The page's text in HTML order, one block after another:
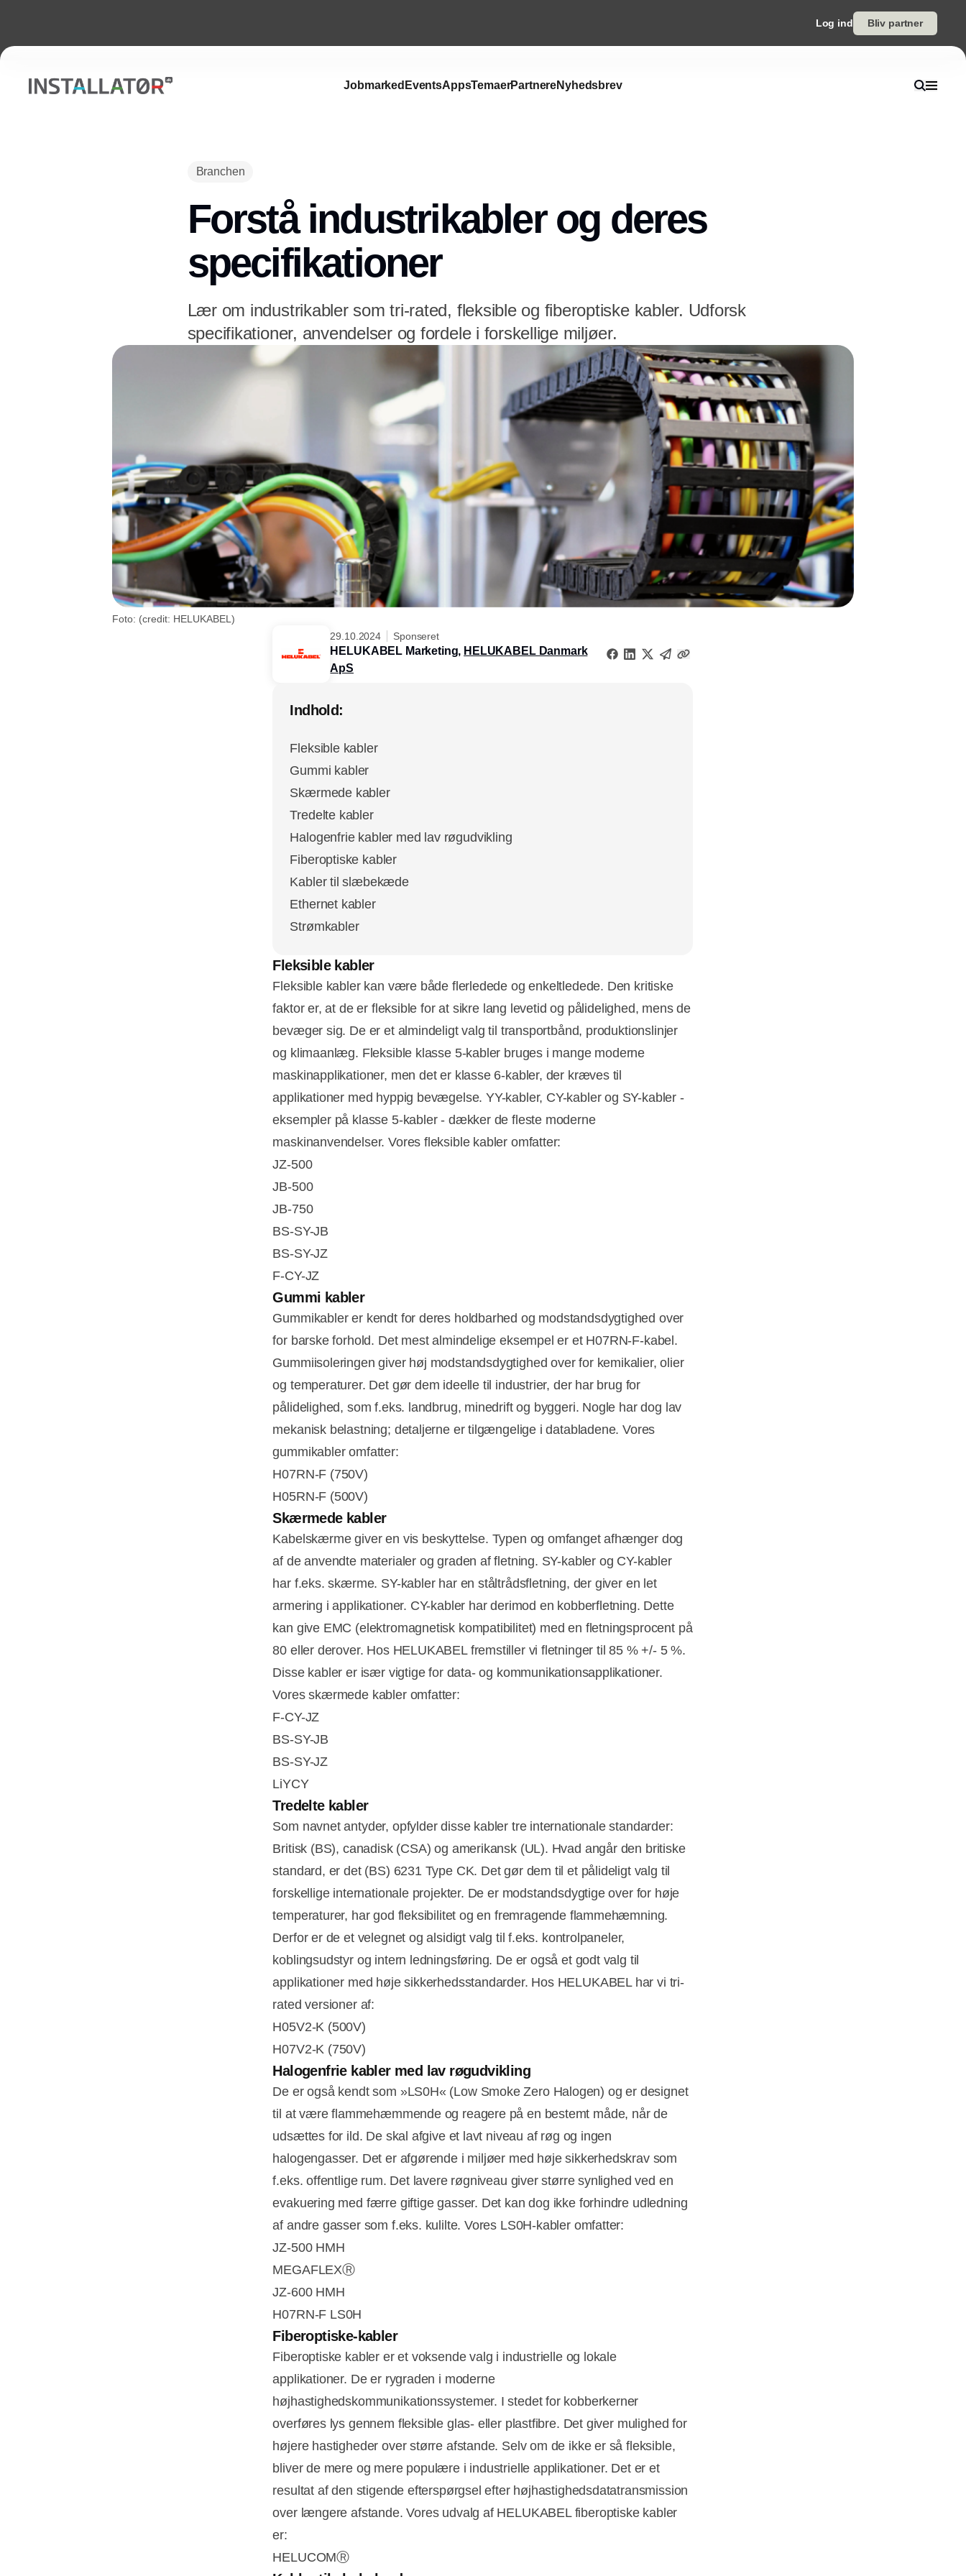
Log ind Bliv partner
Jobmarked EventsAppsTemaerPartnereNyhedsbrev
Branchen
Forstå industrikabler og deres
specifikationer
Lær om industrikabler som tri-rated, fleksible og fiberoptiske kabler. Udforsk
specifikationer, anvendelser og fordele i forskellige miljøer.
Foto: (credit: HELUKABEL)
29.10.2024
Sponseret
HELUKABEL Marketing, HELUKABEL Danmark
ApS
Indhold:
Fleksible kabler
Gummi kabler
Skærmede kabler
Tredelte kabler
Halogenfrie kabler med lav røgudvikling
Fiberoptiske kabler
Kabler til slæbekæde
Ethernet kabler
Strømkabler
Fleksible kabler
Fleksible kabler kan være både flerledede og enkeltledede. Den kritiske
faktor er, at de er fleksible for at sikre lang levetid og pålidelighed, mens de
bevæger sig. De er et almindeligt valg til transportbånd, produktionslinjer
og klimaanlæg. Fleksible klasse 5-kabler bruges i mange moderne
maskinapplikationer, men det er klasse 6-kabler, der kræves til
applikationer med hyppig bevægelse. YY-kabler, CY-kabler og SY-kabler -
eksempler på klasse 5-kabler - dækker de fleste moderne
maskinanvendelser. Vores fleksible kabler omfatter:
JZ-500
JB-500
JB-750
BS-SY-JB
BS-SY-JZ
F-CY-JZ
Gummi kabler
Gummikabler er kendt for deres holdbarhed og modstandsdygtighed over
for barske forhold. Det mest almindelige eksempel er et H07RN-F-kabel.
Gummiisoleringen giver høj modstandsdygtighed over for kemikalier, olier
og temperaturer. Det gør dem ideelle til industrier, der har brug for
pålidelighed, som f.eks. landbrug, minedrift og byggeri. Nogle har dog lav
mekanisk belastning; detaljerne er tilgængelige i databladene. Vores
gummikabler omfatter:
H07RN-F (750V)
H05RN-F (500V)
Skærmede kabler
Kabelskærme giver en vis beskyttelse. Typen og omfanget afhænger dog
af de anvendte materialer og graden af fletning. SY-kabler og CY-kabler
har f.eks. skærme. SY-kabler har en ståltrådsfletning, der giver en let
armering i applikationer. CY-kabler har derimod en kobberfletning. Dette
kan give EMC (elektromagnetisk kompatibilitet) med en fletningsprocent på
80 eller derover. Hos HELUKABEL fremstiller vi fletninger til 85 % +/- 5 %.
Disse kabler er især vigtige for data- og kommunikationsapplikationer.
Vores skærmede kabler omfatter:
F-CY-JZ
BS-SY-JB
BS-SY-JZ
LiYCY
Tredelte kabler
Som navnet antyder, opfylder disse kabler tre internationale standarder:
Britisk (BS), canadisk (CSA) og amerikansk (UL). Hvad angår den britiske
standard, er det (BS) 6231 Type CK. Det gør dem til et pålideligt valg til
forskellige internationale projekter. De er modstandsdygtige over for høje
temperaturer, har god fleksibilitet og en fremragende flammehæmning.
Derfor er de et velegnet og alsidigt valg til f.eks. kontrolpaneler,
koblingsudstyr og intern ledningsføring. De er også et godt valg til
applikationer med høje sikkerhedsstandarder. Hos HELUKABEL har vi tri-
rated versioner af:
H05V2-K (500V)
H07V2-K (750V)
Halogenfrie kabler med lav røgudvikling
De er også kendt som »LS0H« (Low Smoke Zero Halogen) og er designet
til at være flammehæmmende og reagere på en bestemt måde, når de
udsættes for ild. De skal afgive et lavt niveau af røg og ingen
halogengasser. Det er afgørende i miljøer med høje sikkerhedskrav som
f.eks. offentlige rum. Det lavere røgniveau giver større synlighed ved en
evakuering med færre giftige gasser. Det kan dog ikke forhindre udledning
af andre gasser som f.eks. kulilte. Vores LS0H-kabler omfatter:
JZ-500 HMH
MEGAFLEXⓇ
JZ-600 HMH
H07RN-F LS0H
Fiberoptiske-kabler
Fiberoptiske kabler er et voksende valg i industrielle og lokale
applikationer. De er rygraden i moderne
højhastighedskommunikationssystemer. I stedet for kobberkerner
overføres lys gennem fleksible glas- eller plastfibre. Det giver mulighed for
højere hastigheder over større afstande. Selv om de ikke er så fleksible,
bliver de mere og mere populære i industrielle applikationer. Det er et
resultat af den stigende efterspørgsel efter højhastighedsdatatransmission
over længere afstande. Vores udvalg af HELUKABEL fiberoptiske kabler
er:
HELUCOMⓇ